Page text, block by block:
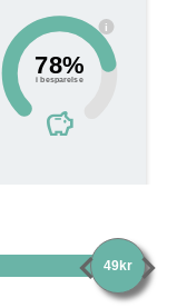
i
78%
i besparelse
savings
chevron_left49krchevron_right